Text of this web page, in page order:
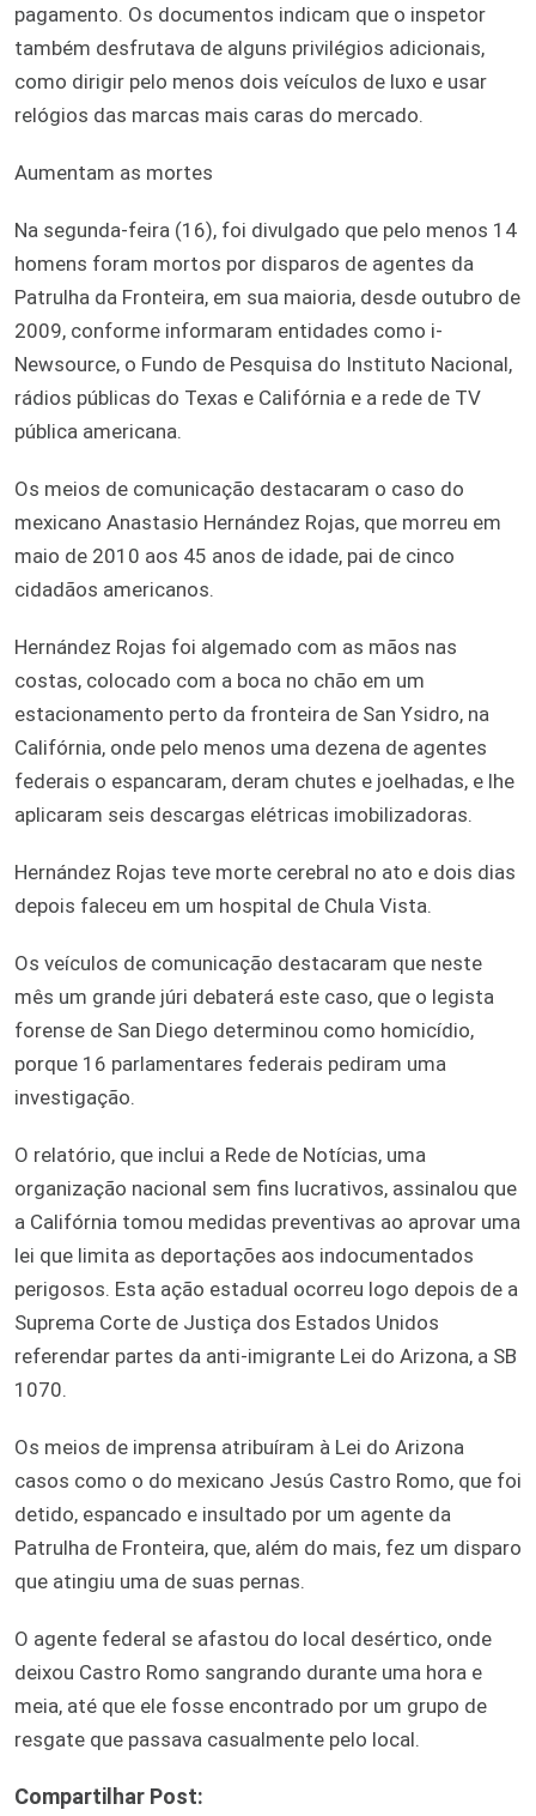
pagamento. Os documentos indicam que o inspetor
também desfrutava de alguns privilégios adicionais,
como dirigir pelo menos dois veículos de luxo e usar
relógios das marcas mais caras do mercado.
Aumentam as mortes
Na segunda-feira (16), foi divulgado que pelo menos 14
homens foram mortos por disparos de agentes da
Patrulha da Fronteira, em sua maioria, desde outubro de
2009, conforme informaram entidades como i-
Newsource, o Fundo de Pesquisa do Instituto Nacional,
rádios públicas do Texas e Califórnia e a rede de TV
pública americana.
Os meios de comunicação destacaram o caso do
mexicano Anastasio Hernández Rojas, que morreu em
maio de 2010 aos 45 anos de idade, pai de cinco
cidadãos americanos.
Hernández Rojas foi algemado com as mãos nas
costas, colocado com a boca no chão em um
estacionamento perto da fronteira de San Ysidro, na
Califórnia, onde pelo menos uma dezena de agentes
federais o espancaram, deram chutes e joelhadas, e lhe
aplicaram seis descargas elétricas imobilizadoras.
Hernández Rojas teve morte cerebral no ato e dois dias
depois faleceu em um hospital de Chula Vista.
Os veículos de comunicação destacaram que neste
mês um grande júri debaterá este caso, que o legista
forense de San Diego determinou como homicídio,
porque 16 parlamentares federais pediram uma
investigação.
O relatório, que inclui a Rede de Notícias, uma
organização nacional sem fins lucrativos, assinalou que
a Califórnia tomou medidas preventivas ao aprovar uma
lei que limita as deportações aos indocumentados
perigosos. Esta ação estadual ocorreu logo depois de a
Suprema Corte de Justiça dos Estados Unidos
referendar partes da anti-imigrante Lei do Arizona, a SB
1070.
Os meios de imprensa atribuíram à Lei do Arizona
casos como o do mexicano Jesús Castro Romo, que foi
detido, espancado e insultado por um agente da
Patrulha de Fronteira, que, além do mais, fez um disparo
que atingiu uma de suas pernas.
O agente federal se afastou do local desértico, onde
deixou Castro Romo sangrando durante uma hora e
meia, até que ele fosse encontrado por um grupo de
resgate que passava casualmente pelo local.
Compartilhar Post: